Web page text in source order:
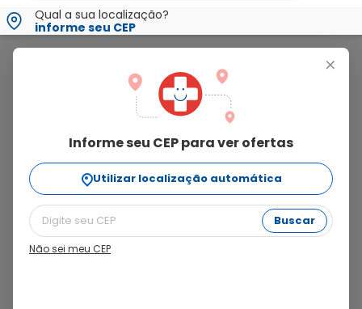
Qual a sua localização?
informe seu CEP
+
Informe seu CEP para ver ofertas
Utilizar localização automática
Buscar
Não sei meu CEP
Ordenar Por
relevância
22%